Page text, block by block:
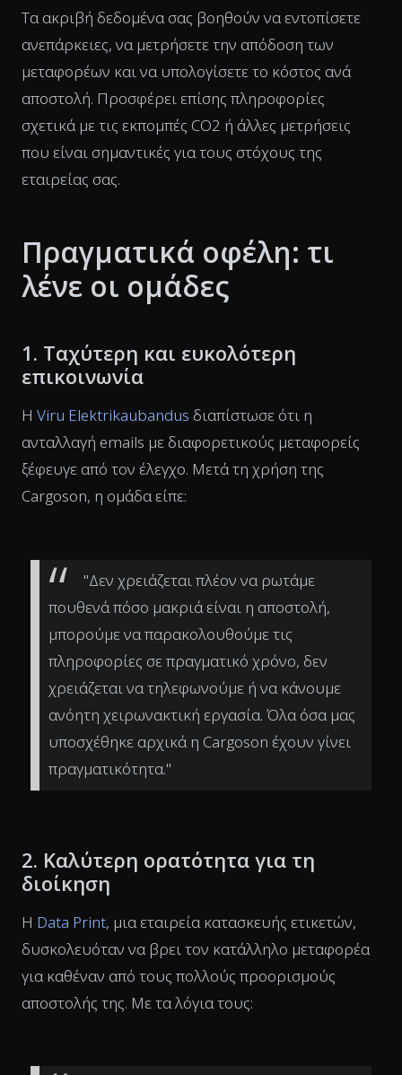
Τα ακριβή δεδομένα σας βοηθούν να εντοπίσετε
ανεπάρκειες, να μετρήσετε την απόδοση των
μεταφορέων και να υπολογίσετε το κόστος ανά
αποστολή. Προσφέρει επίσης πληροφορίες
σχετικά με τις εκπομπές CO2 ή άλλες μετρήσεις
που είναι σημαντικές για τους στόχους της
εταιρείας σας.
Πραγματικά οφέλη: τι
λένε οι ομάδες
1. Ταχύτερη και ευκολότερη
επικοινωνία
Η Viru Elektrikaubandus διαπίστωσε ότι η
ανταλλαγή emails με διαφορετικούς μεταφορείς
ξέφευγε από τον έλεγχο. Μετά τη χρήση της
Cargoson, η ομάδα είπε:
"Δεν χρειάζεται πλέον να ρωτάμε
πουθενά πόσο μακριά είναι η αποστολή,
μπορούμε να παρακολουθούμε τις
πληροφορίες σε πραγματικό χρόνο, δεν
χρειάζεται να τηλεφωνούμε ή να κάνουμε
ανόητη χειρωνακτική εργασία. Όλα όσα μας
υποσχέθηκε αρχικά η Cargoson έχουν γίνει
πραγματικότητα."
2. Καλύτερη ορατότητα για τη
διοίκηση
Η Data Print, μια εταιρεία κατασκευής ετικετών,
δυσκολευόταν να βρει τον κατάλληλο μεταφορέα
για καθέναν από τους πολλούς προορισμούς
αποστολής της. Με τα λόγια τους: